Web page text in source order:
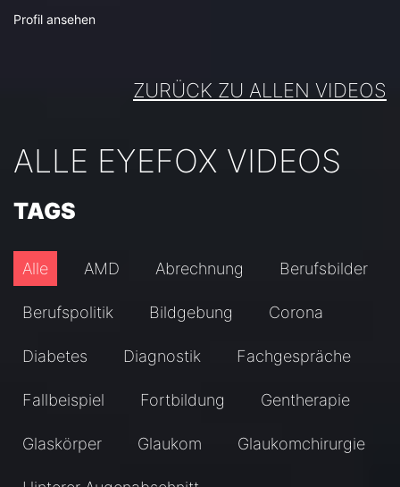
Profil ansehen
ZURÜCK ZU ALLEN VIDEOS
ALLE EYEFOX VIDEOS
TAGS
Alle AMD Abrechnung Berufsbilder
Berufspolitik Bildgebung Corona
Diabetes Diagnostik Fachgespräche
Fallbeispiel Fortbildung Gentherapie
Glaskörper Glaukom Glaukomchirurgie